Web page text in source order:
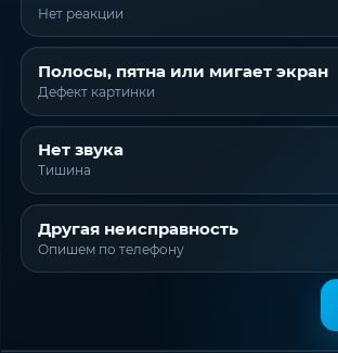
Не включается
Нет реакции
Полосы, пятна или мигает экран
Дефект картинки
Нет звука
Тишина
Другая неисправность